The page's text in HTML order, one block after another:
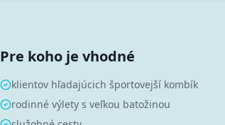
Pre koho je vhodné
klientov hľadajúcich športovejší kombík
rodinné výlety s veľkou batožinou